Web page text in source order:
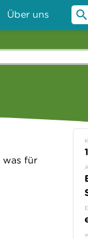
Über uns
was für